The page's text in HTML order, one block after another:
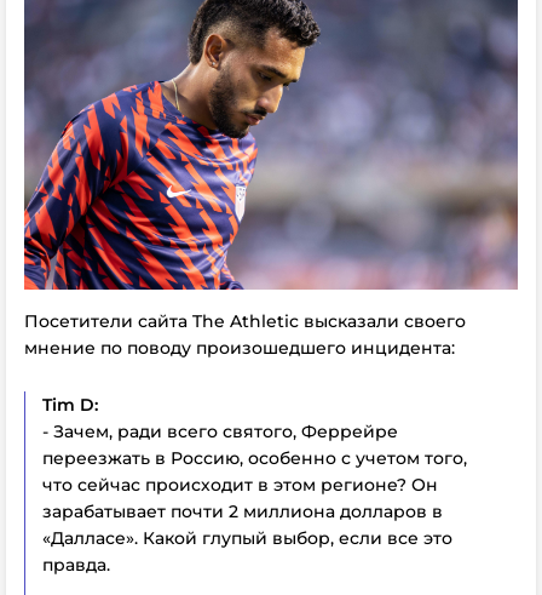
Посетители сайта The Athletic высказали своего
мнение по поводу произошедшего инцидента:
Tim D:
- Зачем, ради всего святого, Феррейре
переезжать в Россию, особенно с учетом того,
что сейчас происходит в этом регионе? Он
зарабатывает почти 2 миллиона долларов в
«Далласе». Какой глупый выбор, если все это
правда.